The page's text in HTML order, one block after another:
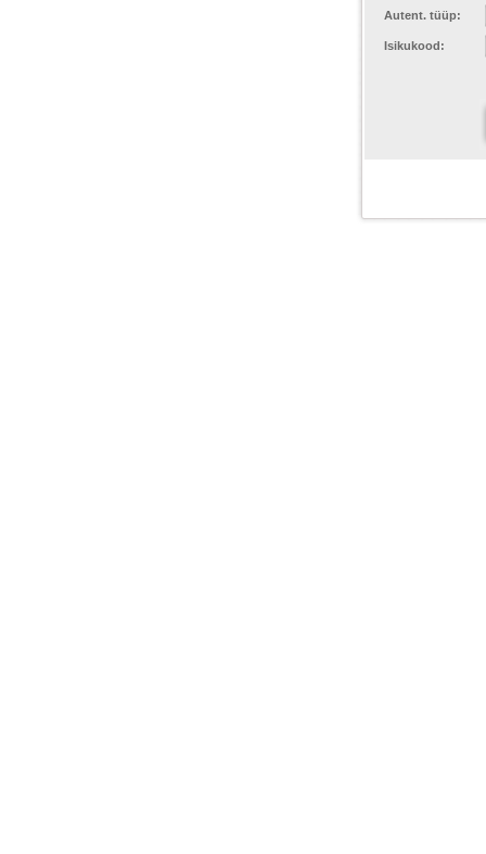
Autent. tüüp:
Isikukood: